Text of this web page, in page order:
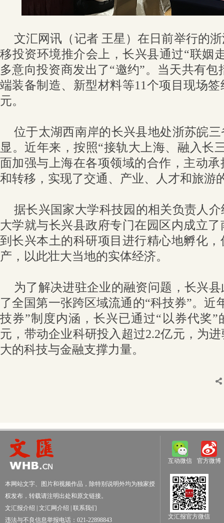
文汇网讯（记者 王星）在日前举行的
移投资环境推介会上，长兴县通过“联姻
多意向投资商发出了“邀约”。当天共有
端装备制造、新型材料等11个项目现场
元。
位于太湖西南岸的长兴县地处浙苏皖
显。近年来，按照“接轨大上海、融入长
面加强与上海在各项领域的合作，主动
和转移，实现了交通、产业、人才和旅游
据长兴国家大学科技园的相关负责人
大学就与长兴县政府专门在园区内成立
到长兴本土的科研项目进行精心地孵化
产，以此壮大当地的实体经济。
为了解决进驻企业的融资问题，长兴
了全国第一张跨区域流通的“科技券”。近
技券”制度内涵，长兴已通过“以券代奖”
元，带动企业科研投入超过2.2亿元，为
大的科技与金融支撑力量。
本网站文字、图片和视频作品，除特别说明外均为独家授
权发布，转载请注明出处和原文链接。
文汇报介绍
文汇网介绍
联系我们
违法与不良信息举报电话：021-22898843
互动微信 官方微博
文汇报官方微信